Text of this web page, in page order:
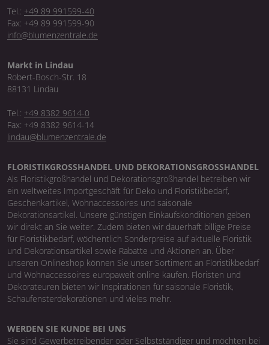
Tel.: +49 89 991599-40
Fax: +49 89 991599-90
info@blumenzentrale.de
Markt in Lindau
Robert-Bosch-Str. 18
88131 Lindau
Tel.: +49 8382 9614-0
Fax: +49 8382 9614-14
lindau@blumenzentrale.de
FLORISTIKGROSSHANDEL UND DEKORATIONSGROSSHANDEL
Als Floristikgroßhandel und Dekorationsgroßhandel betreiben wir
ein weltweites Importgeschäft für Deko und Floristikbedarf,
Geschenkartikel, Wohnaccessoires und saisonale
Dekorationsartikel. Unsere günstigen Einkaufskonditionen geben
wir direkt an Sie weiter. Zudem bieten wir dauerhaft billige Preise
für Floristikbedarf, wöchentlich Sonderpreise auf aktuelle Floristik
und Dekorationsartikel sowie Rabatte und Aktionen an. Über
unseren Onlineshop können Sie unser Sortiment an Floristikbedarf
und Wohnaccessoires europaweit online kaufen. Floristen und
Dekorateuren bieten wir Inspirationen für saisonale Floristik,
Schaufensterdekorationen und vieles mehr.
WERDEN SIE KUNDE BEI UNS
Sie sind Gewerbetreibender oder Selbstständiger und möchten bei